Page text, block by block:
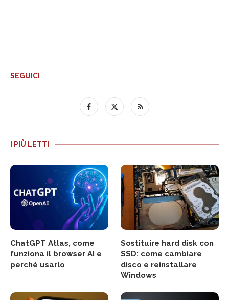
SEGUICI
I PIÙ LETTI
ChatGPT Atlas, come
funziona il browser AI e
perché usarlo
Sostituire hard disk con
SSD: come cambiare
disco e reinstallare
Windows